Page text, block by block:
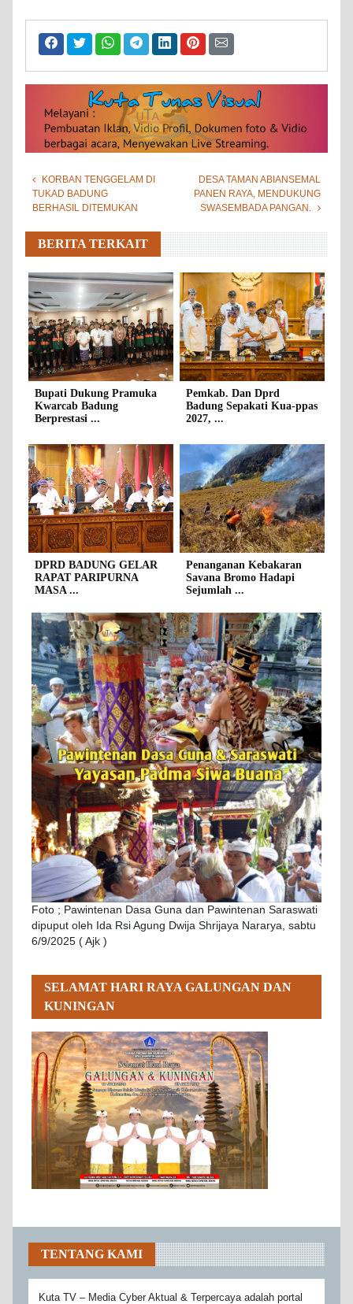
KORBAN TENGGELAM DI
TUKAD BADUNG
BERHASIL DITEMUKAN
DESA TAMAN ABIANSEMAL
PANEN RAYA, MENDUKUNG
SWASEMBADA PANGAN.
BERITA TERKAIT
Bupati Dukung Pramuka
Kwarcab Badung
Berprestasi ...
Pemkab. Dan Dprd
Badung Sepakati Kua-ppas
2027, ...
DPRD BADUNG GELAR
RAPAT PARIPURNA
MASA ...
Penanganan Kebakaran
Savana Bromo Hadapi
Sejumlah ...
Foto ; Pawintenan Dasa Guna dan Pawintenan Saraswati
dipuput oleh Ida Rsi Agung Dwija Shrijaya Nararya, sabtu
6/9/2025 ( Ajk )
SELAMAT HARI RAYA GALUNGAN DAN
KUNINGAN
TENTANG KAMI
Kuta TV – Media Cyber Aktual & Terpercaya adalah portal